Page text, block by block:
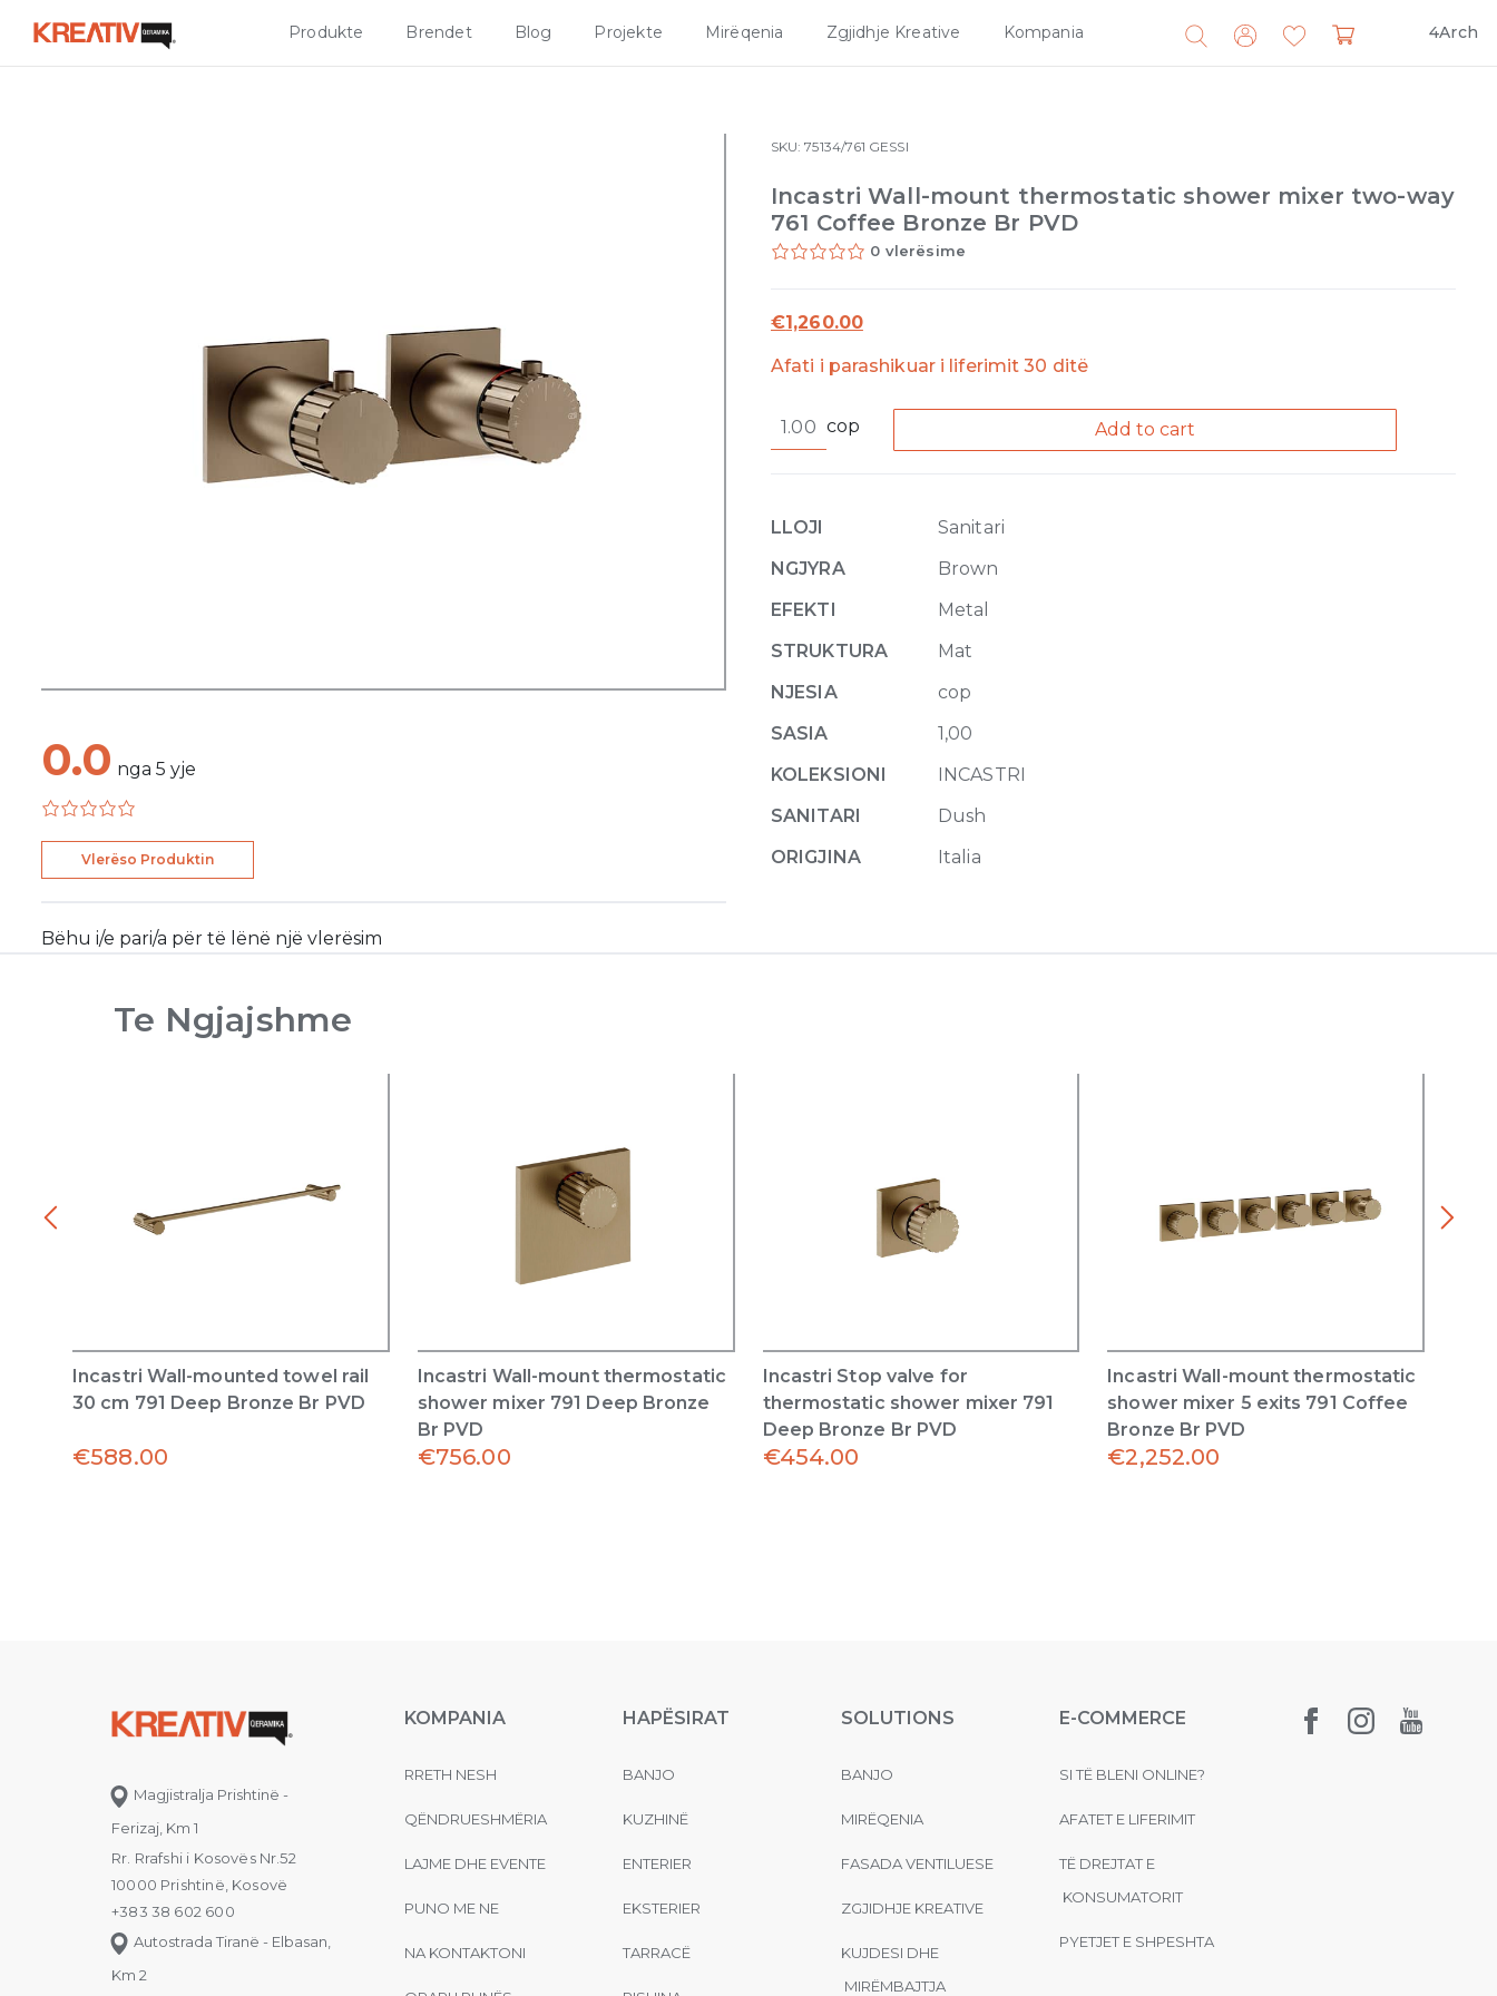
Produkte Brendet Blog Projekte Mirëqenia Zgjidhje Kreative Kompania 4Arch
Search
for:
0.0 nga 5 yje
Vlerëso Produktin
Bëhu i/e pari/a për të lënë një vlerësim
SKU:75134/761 GESSI
Incastri Wall-mount thermostatic shower mixer two-way
761 Coffee Bronze Br PVD
0 vlerësime
€1,260.00
Afati i parashikuar i liferimit 30 ditë
Wall-
mixer
two-
761
Coffee
Br
PVD
cop Add to cart
LLOJI
Sanitari
NGJYRA
Brown
EFEKTI
Metal
STRUKTURA
Mat
NJESIA
cop
SASIA
1,00
KOLEKSIONI
INCASTRI
SANITARI
Dush
ORIGJINA
Italia
Te Ngjajshme
Incastri Wall-mounted towel rail
30 cm 791 Deep Bronze Br PVD
€588.00
Incastri Wall-mount thermostatic
shower mixer 791 Deep Bronze
Br PVD
€756.00
Incastri Stop valve for
thermostatic shower mixer 791
Deep Bronze Br PVD
€454.00
Incastri Wall-mount thermostatic
shower mixer 5 exits 791 Coffee
Bronze Br PVD
€2,252.00
Magjistralja Prishtinë -
Ferizaj, Km 1
Rr. Rrafshi i Kosovës Nr.52
10000 Prishtinë, Kosovë
+383 38 602 600
Autostrada Tiranë - Elbasan,
Km 2
KOMPANIA
RRETH NESH
QËNDRUESHMËRIA
LAJME DHE EVENTE
PUNO ME NE
NA KONTAKTONI
HAPËSIRAT
BANJO
KUZHINË
ENTERIER
EKSTERIER
TARRACË
SOLUTIONS
BANJO
MIRËQENIA
FASADA VENTILUESE
ZGJIDHJE KREATIVE
KUJDESI DHE
MIRËMBAJTJA
E-COMMERCE
SI TË BLENI ONLINE?
AFATET E LIFERIMIT
TË DREJTAT E
KONSUMATORIT
PYETJET E SHPESHTA